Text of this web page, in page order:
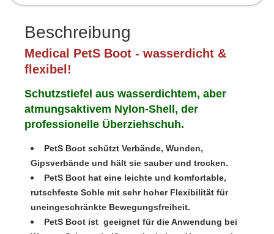
Beschreibung
Medical PetS Boot - wasserdicht &
flexibel!
Schutzstiefel aus wasserdichtem, aber
atmungsaktivem Nylon-Shell, der
professionelle Überziehschuh.
PetS Boot schützt Verbände, Wunden,
Gipsverbände und hält sie sauber und trocken.
PetS Boot hat eine leichte und komfortable,
rutschfeste Sohle mit sehr hoher Flexibilität für
uneingeschränkte Bewegungsfreiheit.
PetS Boot ist geeignet für die Anwendung bei